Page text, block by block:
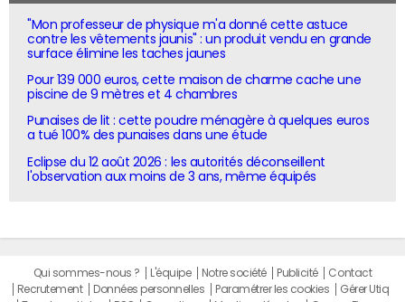
"Mon professeur de physique m'a donné cette astuce
contre les vêtements jaunis" : un produit vendu en grande
surface élimine les taches jaunes
Pour 139 000 euros, cette maison de charme cache une
piscine de 9 mètres et 4 chambres
Punaises de lit : cette poudre ménagère à quelques euros
a tué 100% des punaises dans une étude
Eclipse du 12 août 2026 : les autorités déconseillent
l'observation aux moins de 3 ans, même équipés
Qui sommes-nous ? L'équipe Notre société Publicité
Contact
Recrutement
Données personnelles Paramétrer les cookies
Gérer Utiq